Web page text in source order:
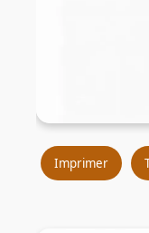
Imprimer